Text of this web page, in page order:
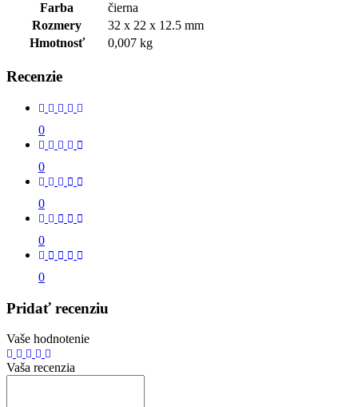
Farba
čierna
Rozmery
32 x 22 x 12.5 mm
Hmotnosť
0,007 kg
Recenzie
0
0
0
0
0
Pridať recenziu
Vaše hodnotenie
Vaša recenzia